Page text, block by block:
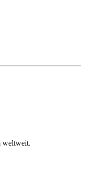
weltweit.